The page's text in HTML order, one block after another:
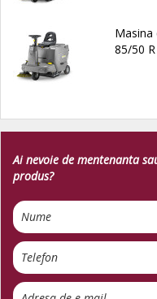
Masina
85/50
Ai nevoie de mentenanta
produs?